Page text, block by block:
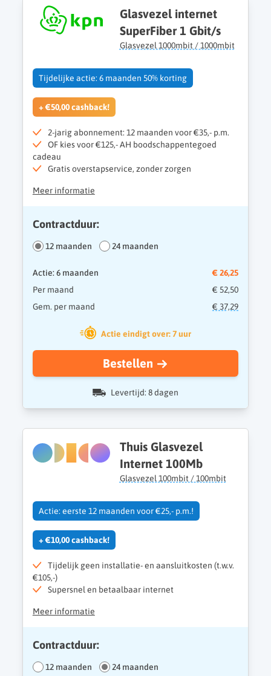
Glasvezel internet
SuperFiber 1 Gbit/s
Glasvezel 1000mbit / 1000mbit
Tijdelijke actie: 6 maanden 50% korting
+ €50,00 cashback!
2-jarig abonnement: 12 maanden voor €35,- p.m.
OF kies voor €125,- AH boodschappentegoed
cadeau
Gratis overstapservice, zonder zorgen
Meer informatie
Contractduur:
12 maanden 24 maanden
Actie: 6 maanden
€ 26,25
Per maand
€ 52,50
Gem. per maand
€ 37,29
Actie eindigt over: 7 uur
Bestellen
Levertijd: 8 dagen
Thuis Glasvezel
Internet 100Mb
Glasvezel 100mbit / 100mbit
Actie: eerste 12 maanden voor €25,- p.m.!
+ €10,00 cashback!
Tijdelijk geen installatie- en aansluitkosten (t.w.v.
€105,-)
Supersnel en betaalbaar internet
Meer informatie
Contractduur:
12 maanden 24 maanden